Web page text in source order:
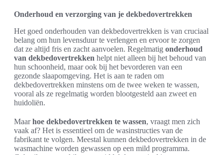
Onderhoud en verzorging van je dekbedovertrekken
Het goed onderhouden van dekbedovertrekken is van cruciaal
belang om hun levensduur te verlengen en ervoor te zorgen
dat ze altijd fris en zacht aanvoelen. Regelmatig onderhoud
van dekbedovertrekken helpt niet alleen bij het behoud van
hun schoonheid, maar ook bij het bevorderen van een
gezonde slaapomgeving. Het is aan te raden om
dekbedovertrekken minstens om de twee weken te wassen,
vooral als ze regelmatig worden blootgesteld aan zweet en
huidoliën.
Maarhoe dekbedovertrekken te wassen, vraagt men zich
vaak af? Het is essentieel om de wasinstructies van de
fabrikant te volgen. Meestal kunnen dekbedovertrekken in de
wasmachine worden gewassen op een mild programma.